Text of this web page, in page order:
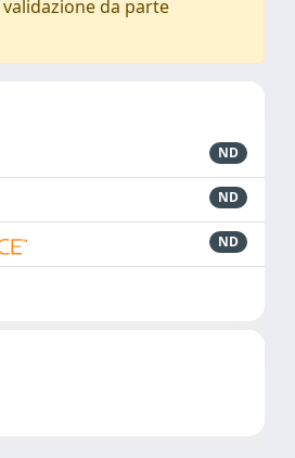
da parte
ND
ND
ND